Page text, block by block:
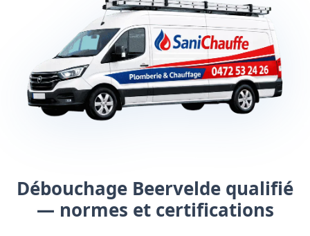
Débouchage Beervelde qualifié
— normes et certifications